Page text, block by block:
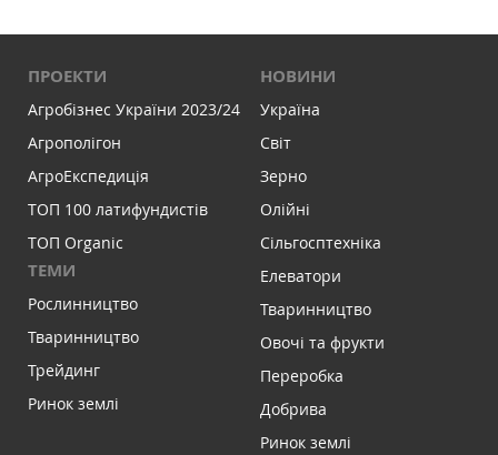
ПРОЕКТИ
Агробізнес України 2023/24
Агрополігон
АгроЕкспедиція
ТОП 100 латифундистів
ТОП Organic
ТЕМИ
Рослинництво
Тваринництво
Трейдинг
Ринок землі
НОВИНИ
Україна
Світ
Зерно
Олійні
Сільгосптехніка
Елеватори
Тваринництво
Овочі та фрукти
Переробка
Добрива
Ринок землі